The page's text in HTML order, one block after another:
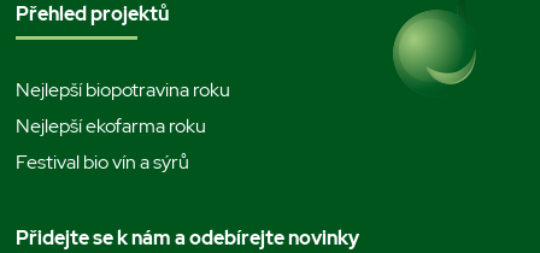
Přehled projektů
Nejlepší biopotravina roku
Nejlepší ekofarma roku
Festival bio vín a sýrů
Přidejte se k nám a odebírejte novinky